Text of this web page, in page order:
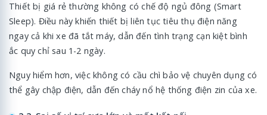
Thiết bị giá rẻ thường không có chế độ ngủ đông (Smart
Sleep). Điều này khiến thiết bị liên tục tiêu thụ điện năng
ngay cả khi xe đã tắt máy, dẫn đến tình trạng cạn kiệt bình
ắc quy chỉ sau 1-2 ngày.
Nguy hiểm hơn, việc không có cầu chì bảo vệ chuyên dụng có
thể gây chập điện, dẫn đến cháy nổ hệ thống điện zin của xe.